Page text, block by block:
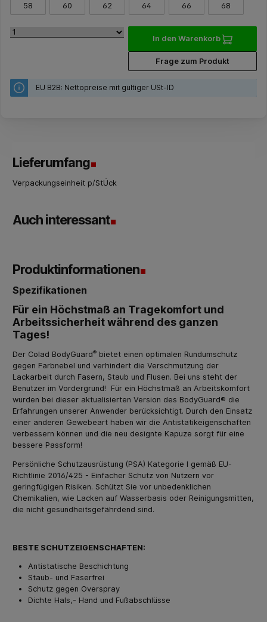
58 60 62 64 66 68
In den Warenkorb
Frage zum Produkt
EU B2B: Nettopreise mit gültiger USt-ID
Lieferumfang
Verpackungseinheit p/StÜck
Auch interessant
Produktinformationen
Spezifikationen
Für ein Höchstmaß an Tragekomfort und
Arbeitssicherheit während des ganzen
Tages!
Der Colad BodyGuard® bietet einen optimalen Rundumschutz
gegen Farbnebel und verhindert die Verschmutzung der
Lackarbeit durch Fasern, Staub und Flusen. Bei uns steht der
Benutzer im Vordergrund! Für ein Höchstmaß an Arbeitskomfort
wurden bei dieser aktualisierten Version des BodyGuard® die
Erfahrungen unserer Anwender berücksichtigt. Durch den Einsatz
einer anderen Gewebeart haben wir die Antistatikeigenschaften
verbessern können und die neu designte Kapuze sorgt für eine
bessere Passform!
Persönliche Schutzausrüstung (PSA) Kategorie I gemäß EU-
Richtlinie 2016/425 - Einfacher Schutz von Nutzern vor
geringfügigen Risiken. Schützt Sie vor unbedenklichen
Chemikalien, wie Lacken auf Wasserbasis oder Reinigungsmitten,
die nicht gesundheitsgefährdend sind.
BESTE SCHUTZEIGENSCHAFTEN:
Antistatische Beschichtung
Staub- und Faserfrei
Schutz gegen Overspray
Dichte Hals,- Hand und Fußabschlüsse